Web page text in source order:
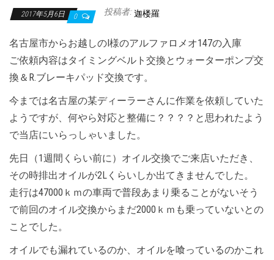
2017年5月6日 0 投稿者: 迦楼羅
名古屋市からお越しのI様のアルファロメオ147の入庫
ご依頼内容はタイミングベルト交換とウォーターポンプ交
換＆R.ブレーキパッド交換です。
今までは名古屋の某ディーラーさんに作業を依頼していた
ようですが、何やら対応と整備に？？？？と思われたよう
で当店にいらっしゃいました。
先日（1週間くらい前に）オイル交換でご来店いただき、
その時排出オイルが2Lくらいしか出てきませんでした。
走行は47000ｋｍの車両で普段あまり乗ることがないそう
で前回のオイル交換からまだ2000ｋｍも乗っていないとの
ことでした。
オイルでも漏れているのか、オイルを喰っているのかこれ